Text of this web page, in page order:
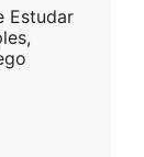
Estudar